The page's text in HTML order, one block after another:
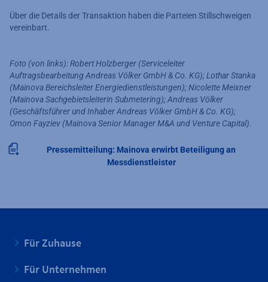
Über die Details der Transaktion haben die Parteien Stillschweigen
vereinbart.
Foto (von links): Robert Holzberger (Serviceleiter
Auftragsbearbeitung Andreas Völker GmbH & Co. KG); Lothar Stanka
(Mainova Bereichsleiter Energiedienstleistungen); Nicolette Meixner
(Mainova Sachgebietsleiterin Submetering); Andreas Völker
(Geschäftsführer und Inhaber Andreas Völker GmbH & Co. KG);
Omon Fayziev (Mainova Senior Manager M&A und Venture Capital).
Pressemitteilung: Mainova erwirbt Beteiligung an
Messdienstleister
Für Zuhause
Für Unternehmen